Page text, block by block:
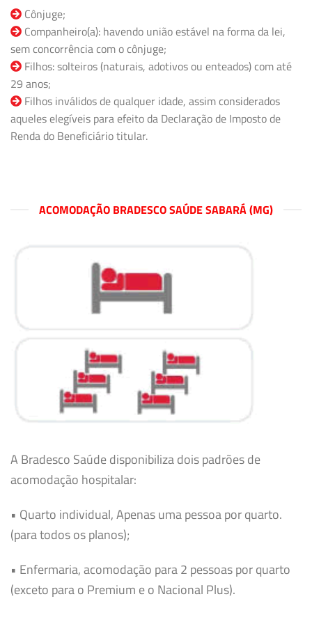
Cônjuge;
Companheiro(a): havendo união estável na forma da lei,
sem concorrência com o cônjuge;
Filhos: solteiros (naturais, adotivos ou enteados) com até
29 anos;
Filhos inválidos de qualquer idade, assim considerados
aqueles elegíveis para efeito da Declaração de Imposto de
Renda do Beneficiário titular.
ACOMODAÇÃO BRADESCO SAÚDE SABARÁ (MG)
A Bradesco Saúde disponibiliza dois padrões de
acomodação hospitalar:
• Quarto individual, Apenas uma pessoa por quarto.
(para todos os planos);
• Enfermaria, acomodação para 2 pessoas por quarto
(exceto para o Premium e o Nacional Plus).